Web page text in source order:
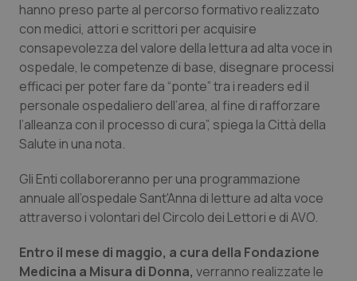
Veneto
Oncoematologia
Oncologia & Nutrizione
Psoriasi & pelle
Quotidiano Cardiologia
Quotidiano Chirurgia
Quotidiano Oncologia
Quotidiano Pediatria
hanno preso parte al percorso formativo realizzato
con medici, attori e scrittori per acquisire
consapevolezza del valore della lettura ad alta voce in
ospedale, le competenze di base, disegnare processi
efficaci per poter fare da “ponte” tra i readers ed il
personale ospedaliero dell’area, al fine di rafforzare
l’alleanza con il processo di cura”, spiega la Città della
Salute in una nota.
Gli Enti collaboreranno per una programmazione
annuale all’ospedale Sant'Anna di letture ad alta voce
attraverso i volontari del Circolo dei Lettori e di AVO.
Entro il mese di maggio, a cura della Fondazione
Medicina a Misura di Donna, verranno realizzate le